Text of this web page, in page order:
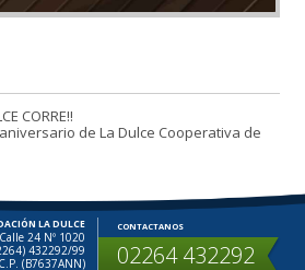
CORRE!!
de La Dulce Cooperativa de
LA DULCE
Calle 24 Nº 1020
432292/99
C.P. (B7637ANN)
CONTACTANOS
02264 432292